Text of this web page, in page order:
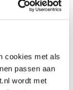
cookies met als
passen aan
wordt met